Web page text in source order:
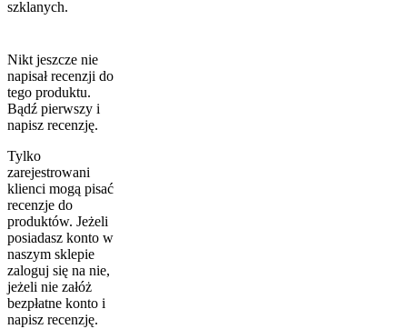
szklanych.
Nikt jeszcze nie
napisał recenzji do
tego produktu.
Bądź pierwszy i
napisz recenzję.
Tylko
zarejestrowani
klienci mogą pisać
recenzje do
produktów. Jeżeli
posiadasz konto w
naszym sklepie
zaloguj się na nie,
jeżeli nie załóż
bezpłatne konto i
napisz recenzję.